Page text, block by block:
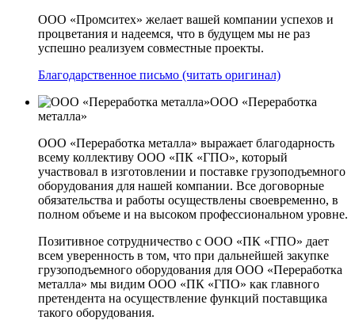
ООО «Промситех» желает вашей компании успехов и
процветания и надеемся, что в будущем мы не раз
успешно реализуем совместные проекты.
Благодарственное письмо (читать оригинал)
ООО «Переработка
металла»
ООО «Переработка металла» выражает благодарность
всему коллективу ООО «ПК «ГПО», который
участвовал в изготовлении и поставке грузоподъемного
оборудования для нашей компании. Все договорные
обязательства и работы осуществлены своевременно, в
полном объеме и на высоком профессиональном уровне.
Позитивное сотрудничество с ООО «ПК «ГПО» дает
всем уверенность в том, что при дальнейшей закупке
грузоподъемного оборудования для ООО «Переработка
металла» мы видим ООО «ПК «ГПО» как главного
претендента на осуществление функций поставщика
такого оборудования.